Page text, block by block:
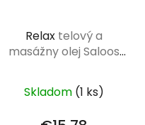
Relax telový a
masážny olej Saloos
Skladom (1 ks)